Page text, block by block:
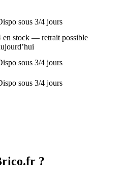
sous 3/4 jours
en stock — retrait possible
sous 3/4 jours
sous 3/4 jours
?